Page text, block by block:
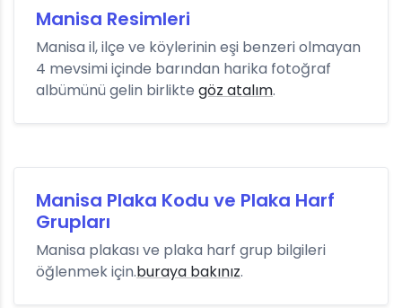
Manisa Resimleri
Manisa il, ilçe ve köylerinin eşi benzeri olmayan
4 mevsimi içinde barından harika fotoğraf
albümünü gelin birlikte göz atalım.
Manisa Plaka Kodu ve Plaka Harf
Grupları
Manisa plakası ve plaka harf grup bilgileri
öğlenmek için.buraya bakınız.